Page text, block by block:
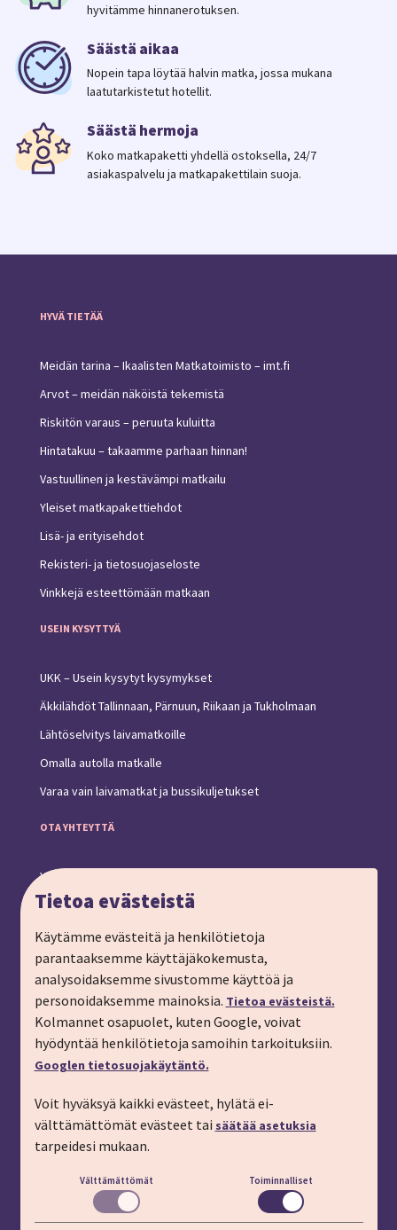
hyvitämme hinnanerotuksen.
Säästä aikaa
Nopein tapa löytää halvin matka, jossa mukana
laatutarkistetut hotellit.
Säästä hermoja
Koko matkapaketti yhdellä ostoksella, 24/7
asiakaspalvelu ja matkapakettilain suoja.
HYVÄ TIETÄÄ
Meidän tarina – Ikaalisten Matkatoimisto – imt.fi
Arvot – meidän näköistä tekemistä
Riskitön varaus – peruuta kuluitta
Hintatakuu – takaamme parhaan hinnan!
Vastuullinen ja kestävämpi matkailu
Yleiset matkapakettiehdot
Lisä- ja erityisehdot
Rekisteri- ja tietosuojaseloste
Vinkkejä esteettömään matkaan
USEIN KYSYTTYÄ
UKK – Usein kysytyt kysymykset
Äkkilähdöt Tallinnaan, Pärnuun, Riikaan ja Tukholmaan
Lähtöselvitys laivamatkoille
Omalla autolla matkalle
Varaa vain laivamatkat ja bussikuljetukset
OTA YHTEYTTÄ
Yhteystiedot ja toimipiste
Anna palautetta
Ryhmämatkat, pyydä tarjous
Tilaa matkalahjakortti
Tilaa esite
Tilaa matkakirje sähköpostiin
Ilmoita passitiedot
Liity kanta-asiakkaaksi
Töihin IMT:lle
YHTEYSTIEDOT
Puhelin: 03 45 800 (pvm/mpm)
apu.imt.fi
Tietoa evästeistä
Käytämme evästeitä ja henkilötietoja
parantaaksemme käyttäjäkokemusta,
analysoidaksemme sivustomme käyttöä ja
personoidaksemme mainoksia. Tietoa evästeistä.
Kolmannet osapuolet, kuten Google, voivat
hyödyntää henkilötietoja samoihin tarkoituksiin.
Googlen tietosuojakäytäntö.
Voit hyväksyä kaikki evästeet, hylätä ei-
välttämättömät evästeet tai säätää asetuksia
tarpeidesi mukaan.
Välttämättömät Toiminnalliset